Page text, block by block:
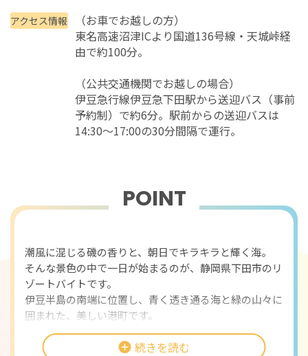
アクセス情報
（お車でお越しの方）
東名高速沼津ICより国道136号線・天城峠経
由で約100分。
（公共交通機関でお越しの場合）
伊豆急行線伊豆急下田駅から送迎バス（事前
予約制）で約6分。駅前からの送迎バスは
14:30～17:00の30分間隔で運行。
POINT
潮風に混じる磯の香りと、朝日でキラキラと輝く海。
そんな景色の中で一日が始まるのが、静岡県下田市のリ
ゾートバイトです。
伊豆半島の南端に位置し、青く透き通る海と緑の山々に
囲まれた、美しい港町です。
どこか懐かしく、それでいて新しい発見があるこの地
で、働きながら暮らすリゾートバイトのご紹介です。
続きを読む